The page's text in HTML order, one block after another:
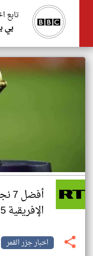
تابع
بي
الإفريقية 2025
اخبار جزر القمر